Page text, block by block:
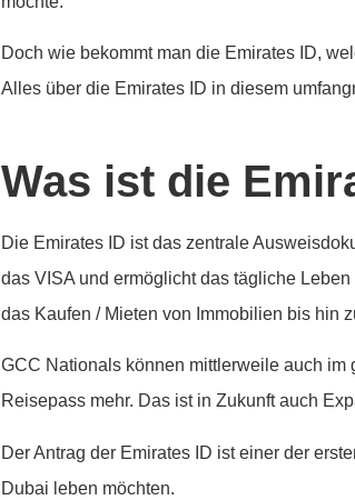
Doch wie bekommt man die Emirates ID,
Alles über die Emirates ID in diesem
Was ist die
Die Emirates ID ist das zentrale
das VISA und ermöglicht das tägliche
das Kaufen / Mieten von Immobilien bis hin
GCC Nationals können mittlerweile auch im
Reisepass mehr. Das ist in Zukunft auch
Der Antrag der Emirates ID ist einer der
Dubai leben möchten.